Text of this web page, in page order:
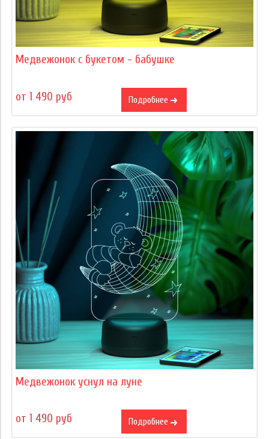
Медвежонок с букетом - бабушке
от 1 490 руб Подробнее
Медвежонок уснул на луне
от 1 490 руб Подробнее